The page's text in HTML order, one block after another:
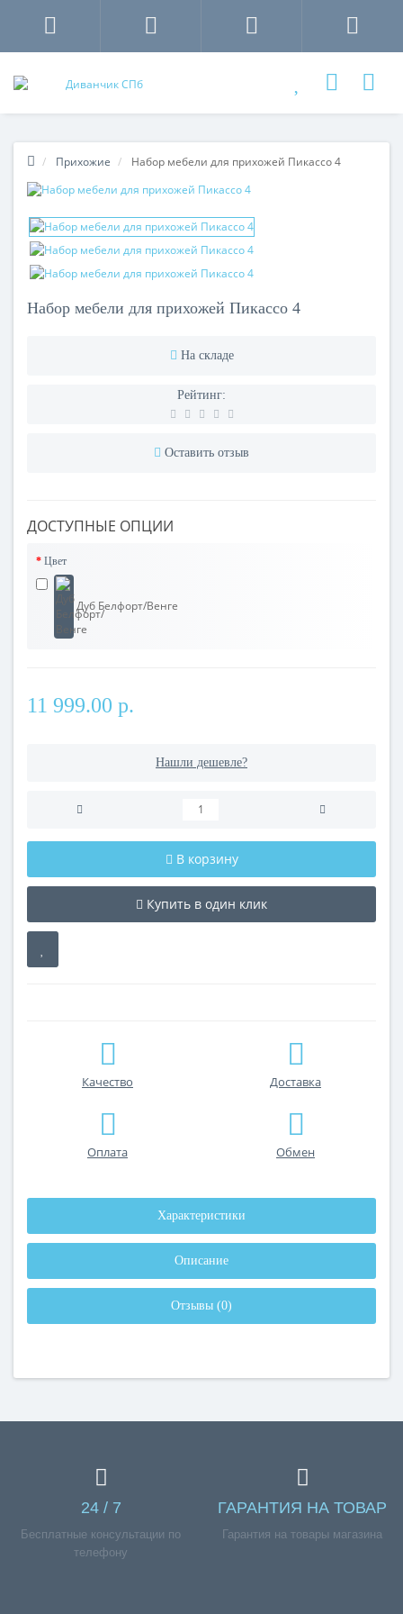
Прихожие Набор мебели для прихожей Пикассо 4
Набор мебели для прихожей Пикассо 4
На складе
Рейтинг:
Оставить отзыв
ДОСТУПНЫЕ ОПЦИИ
Цвет
Дуб Белфорт/Венге
11 999.00 р.
Нашли дешевле?
В корзину
Купить в один клик
Качество Доставка
Оплата Обмен
Характеристики
Описание
Отзывы (0)
24 / 7
Бесплатные консультации по
телефону
ГАРАНТИЯ НА ТОВАР
Гарантия на товары магазина